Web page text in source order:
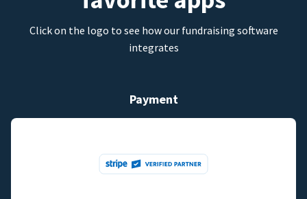
Click on the logo to see how our fundraising software
integrates
Payment